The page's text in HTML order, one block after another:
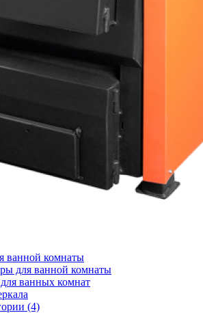
ванной комнаты
для ванной комнаты
ванных комнат
(4)